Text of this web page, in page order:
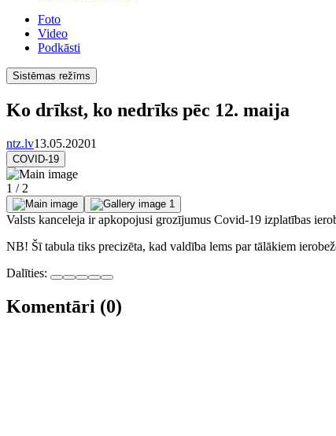
Foto
Video
Podkāsti
Sistēmas režīms
Ko drīkst, ko nedrīks pēc 12. maija
ntz.lv13.05.20201
COVID-19
1 / 2
Valsts kanceleja ir apkopojusi grozījumus Covid-19 izplatības
NB! Šī tabula tiks precizēta, kad valdība lems par tālākiem
Dalīties:
Komentāri (0)